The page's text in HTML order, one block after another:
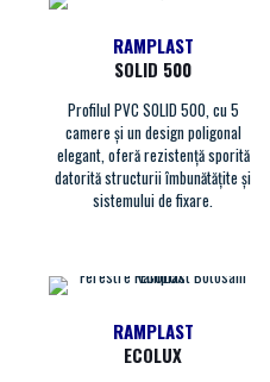
RAMPLAST
SOLID 500
Profilul PVC SOLID 500, cu 5
camere și un design poligonal
elegant, oferă rezistență sporită
datorită structurii îmbunătățite și
sistemului de fixare.
RAMPLAST
ECOLUX